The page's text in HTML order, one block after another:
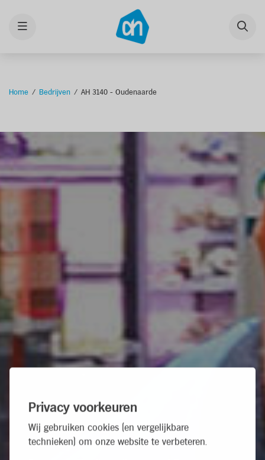
Privacy voorkeuren
Wij gebruiken cookies (en vergelijkbare
technieken) om onze website te verbeteren.
Menu
Home Bedrijven AH 3140 - Oudenaarde